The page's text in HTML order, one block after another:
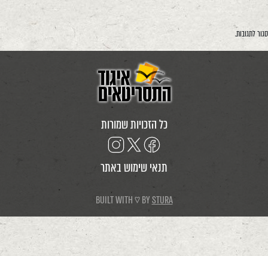
סגור לתגובות.
כל הזכויות שמורות
תנאי שימוש באתר
BUILT WITH ♡ BYSTURA